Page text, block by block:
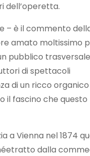
dell’operetta.
– è il commento
amato moltissimo
pubblico trasversale
di spettacoli
di un ricco
il fascino che questo
a Vienna nel 1874
dalla